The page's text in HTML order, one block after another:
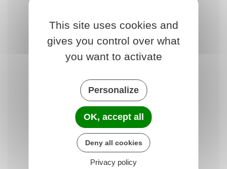
05 2026 (de 8h à 8h45 et de
10h30 à 11h15)
PDF - 287.77 ko
This site uses cookies and
gives you control over what
you want to activate
Personalize
OK, accept all
Deny all cookies
Privacy policy